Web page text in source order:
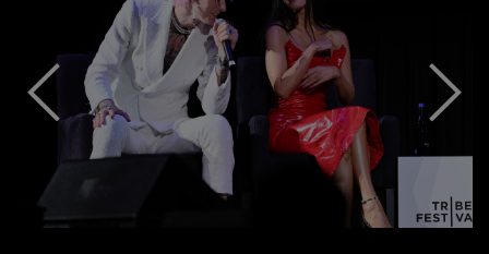
Puternică